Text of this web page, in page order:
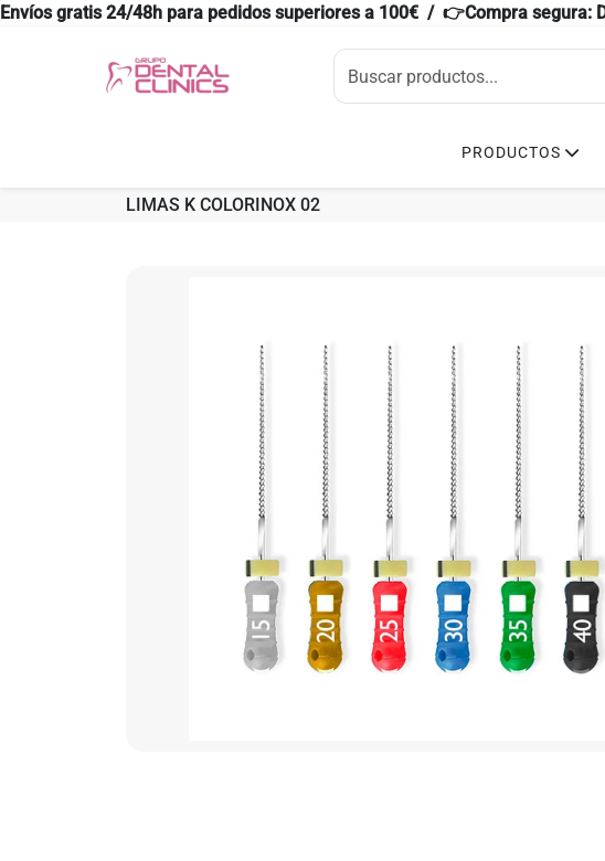
Envíos gratis 24/48h para pedidos superiores a 100€ / 👉Compra segura:
PRODUCTOS
LIMAS K COLORINOX 02